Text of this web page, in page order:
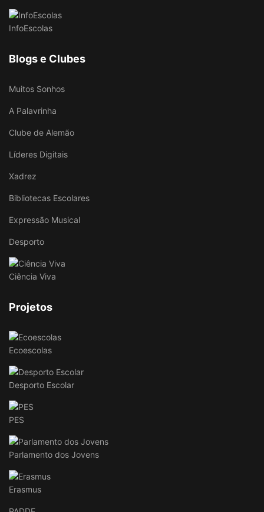
InfoEscolas
Blogs e Clubes
Muitos Sonhos
A Palavrinha
Clube de Alemão
Líderes Digitais
Xadrez
Bibliotecas Escolares
Expressão Musical
Desporto
Ciência Viva
Projetos
Ecoescolas
Desporto Escolar
PES
Parlamento dos Jovens
Erasmus